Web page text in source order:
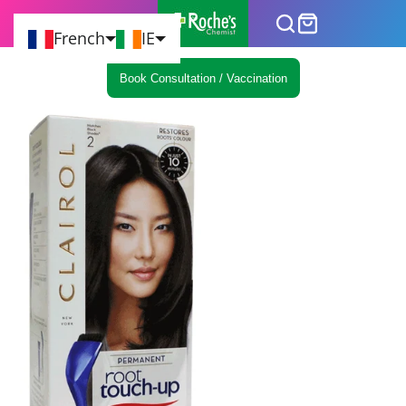
Book Consultation / Vaccination
French IE